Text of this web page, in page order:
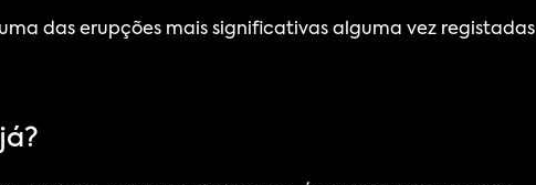
das erupções mais significativas alguma vez registadas